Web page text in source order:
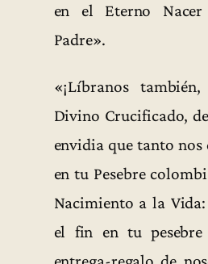
en el Eterno
Padre».
«¡Líbranos
Divino Crucificado,
envidia que tanto nos
en tu Pesebre
Nacimiento a la
el fin en tu